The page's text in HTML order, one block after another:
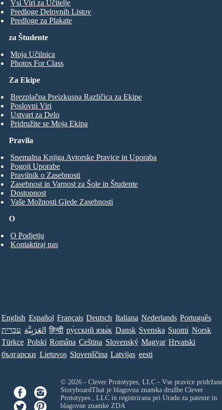
za Študente
Moja Učilnica
Photos For Class
Vsi Viri za Učitelje
Predloge Delovnih Listov
Predloge za Plakate
Za Ekipe
Brezplačna Preizkusna Različica za Ekipe
Poslovni Viri
Ustvari za Delo
Pridružite se Moja Ekipa
O
O Podjetju
Kontaktiraj nas
Pravila
Snemalna Knjiga Avtorske Pravice in Uporaba
Pogoji Uporabe
Pravilnik o Zasebnosti
Zasebnost in Varnost za Šole in Študente
Dostopnost
Vaše Možnosti Glede Zasebnosti
English Español Français Deutsch Italiana Nederlands Português
עברית العَرَبِيَّة हिन्दी ру́сский язы́к Dansk Svenska Suomi Norsk
Türkçe Polski Româna Ceština Slovenský Magyar Hrvatski
български Lietuvos Slovenščina Latvijas eesti
© 2026 - Clever Prototypes, LLC - Vse pravice
StoryboardThat je blagovna znamka družbe Clever
Prototypes , LLCin registrirana pri Uradu za patente in
blagovne znamke ZDA